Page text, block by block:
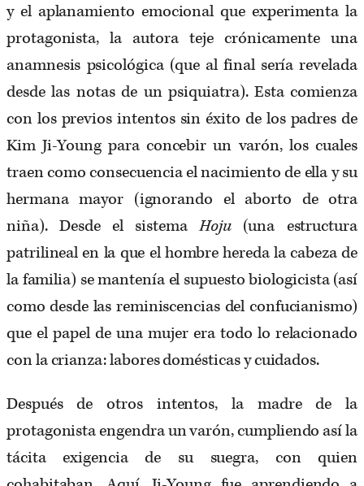
y el aplanamiento emocional que experimenta la
protagonista, la autora teje crónicamente una
anamnesis psicológica (que al final sería revelada
desde las notas de un psiquiatra). Esta comienza
con los previos intentos sin éxito de los padres de
Kim Ji-Young para concebir un varón, los cuales
traen como consecuencia el nacimiento de ella y su
hermana mayor (ignorando el aborto de otra
niña). Desde el sistemaHoju (una estructura
patrilineal en la que el hombre hereda la cabeza de
la familia) se mantenía el supuesto biologicista (así
como desde las reminiscencias del confucianismo)
que el papel de una mujer era todo lo relacionado
con la crianza: labores domésticas y cuidados.
Después de otros intentos, la madre de la
protagonista engendra un varón, cumpliendo así la
tácita exigencia de su suegra, con quien